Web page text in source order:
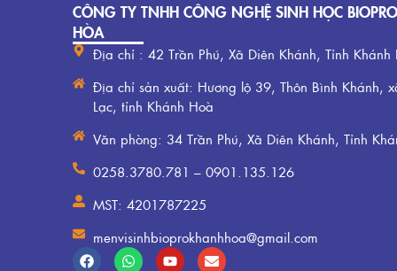
CÔNG TY TNHH CÔNG NGHỆ SINH HỌC
HÒA
Địa chỉ : 42 Trần Phú, Xã Diên Khánh, Tỉnh Khánh
Địa chỉ sản xuất: Hương lộ 39, Thôn Bình Khánh,
Lạc, tỉnh Khánh Hoà
Văn phòng: 34 Trần Phú, Xã Diên Khánh, Tỉnh
0258.3780.781 – 0901.135.126
MST: 4201787225
menvisinhbioprokhanhhoa@gmail.com